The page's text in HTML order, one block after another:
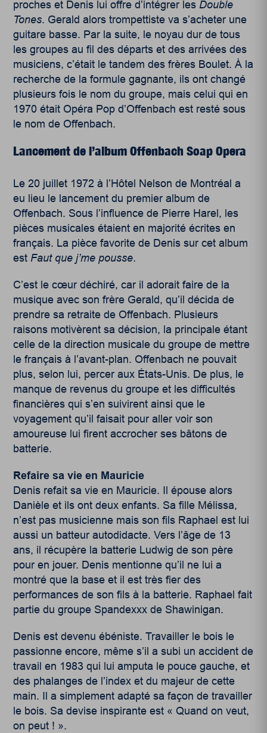
proches et Denis lui offre d’intégrer les Double
Tones. Gerald alors trompettiste va s’acheter une
guitare basse. Par la suite, le noyau dur de tous
les groupes au fil des départs et des arrivées des
musiciens, c’était le tandem des frères Boulet. À la
recherche de la formule gagnante, ils ont changé
plusieurs fois le nom du groupe, mais celui qui en
1970 était Opéra Pop d’Offenbach est resté sous
le nom de Offenbach.
Lancement de l’album Offenbach Soap Opera
Le 20 juillet 1972 à l’Hôtel Nelson de Montréal a
eu lieu le lancement du premier album de
Offenbach. Sous l’influence de Pierre Harel, les
pièces musicales étaient en majorité écrites en
français. La pièce favorite de Denis sur cet album
est Faut que j’me pousse.
C’est le cœur déchiré, car il adorait faire de la
musique avec son frère Gerald, qu’il décida de
prendre sa retraite de Offenbach. Plusieurs
raisons motivèrent sa décision, la principale étant
celle de la direction musicale du groupe de mettre
le français à l’avant-plan. Offenbach ne pouvait
plus, selon lui, percer aux États-Unis. De plus, le
manque de revenus du groupe et les difficultés
financières qui s’en suivirent ainsi que le
voyagement qu’il faisait pour aller voir son
amoureuse lui firent accrocher ses bâtons de
batterie.
Refaire sa vie en Mauricie
Denis refait sa vie en Mauricie. Il épouse alors
Danièle et ils ont deux enfants. Sa fille Mélissa,
n’est pas musicienne mais son fils Raphael est lui
aussi un batteur autodidacte. Vers l’âge de 13
ans, il récupère la batterie Ludwig de son père
pour en jouer. Denis mentionne qu’il ne lui a
montré que la base et il est très fier des
performances de son fils à la batterie. Raphael fait
partie du groupe Spandexxx de Shawinigan.
Denis est devenu ébéniste. Travailler le bois le
passionne encore, même s’il a subi un accident de
travail en 1983 qui lui amputa le pouce gauche, et
des phalanges de l’index et du majeur de cette
main. Il a simplement adapté sa façon de travailler
le bois. Sa devise inspirante est « Quand on veut,
on peut ! ».